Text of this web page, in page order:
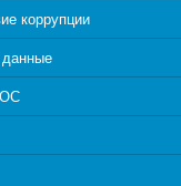
коррупции